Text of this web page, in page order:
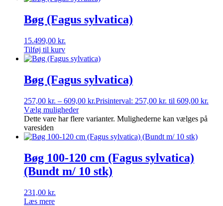
Bøg (Fagus sylvatica)
15.499,00 kr.
Tilføj til kurv
Bøg (Fagus sylvatica)
257,00 kr. – 609,00 kr.Prisinterval: 257,00 kr. til 609,00 kr.
Vælg muligheder
Dette vare har flere varianter. Mulighederne kan vælges på
varesiden
Bøg 100-120 cm (Fagus sylvatica)
(Bundt m/ 10 stk)
231,00 kr.
Læs mere